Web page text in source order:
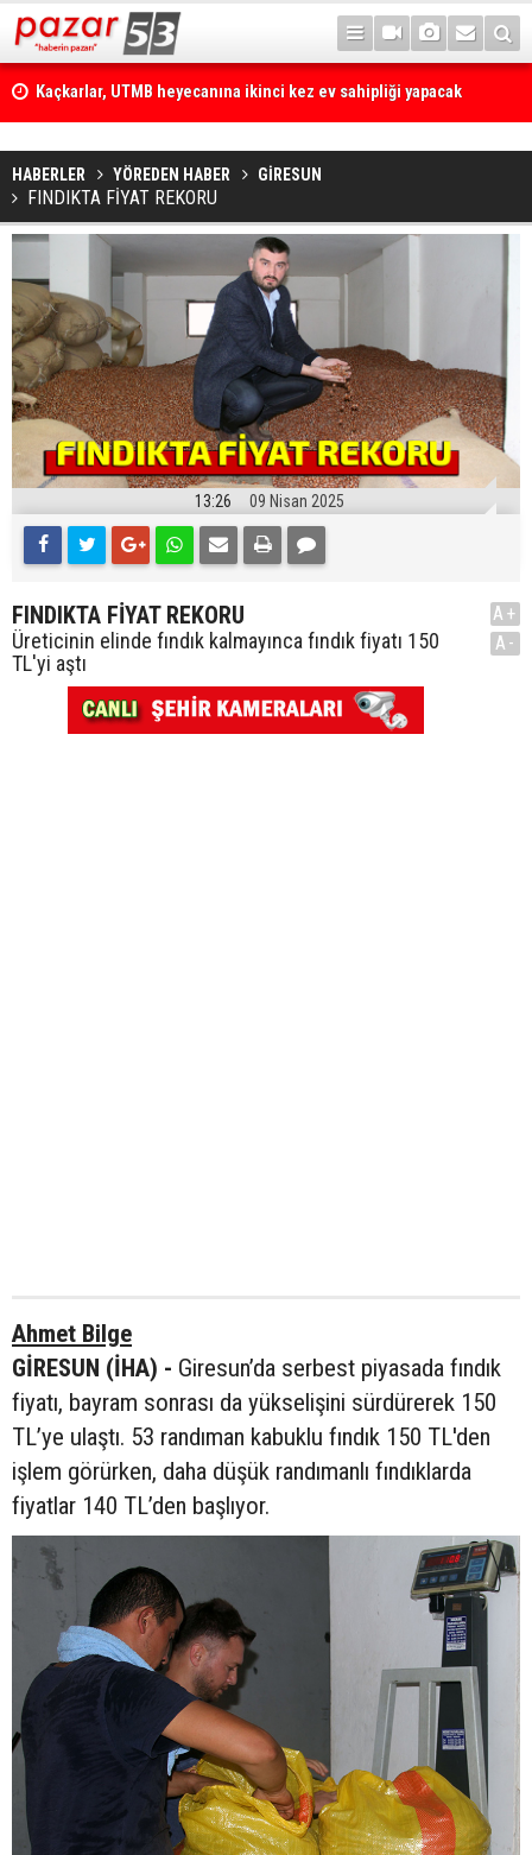
Kaçkarlar, UTMB heyecanına ikinci kez ev sahipliği yapacak
HABERLER YÖREDEN HABER GİRESUN
FINDIKTA FİYAT REKORU
13:26 09 Nisan 2025
FINDIKTA FİYAT REKORU
Üreticinin elinde fındık kalmayınca fındık fiyatı 150
TL'yi aştı
A+
A-
Ahmet Bilge
GİRESUN (İHA) - Giresun’da serbest piyasada fındık
fiyatı, bayram sonrası da yükselişini sürdürerek 150
TL’ye ulaştı. 53 randıman kabuklu fındık 150 TL'den
işlem görürken, daha düşük randımanlı fındıklarda
fiyatlar 140 TL’den başlıyor.